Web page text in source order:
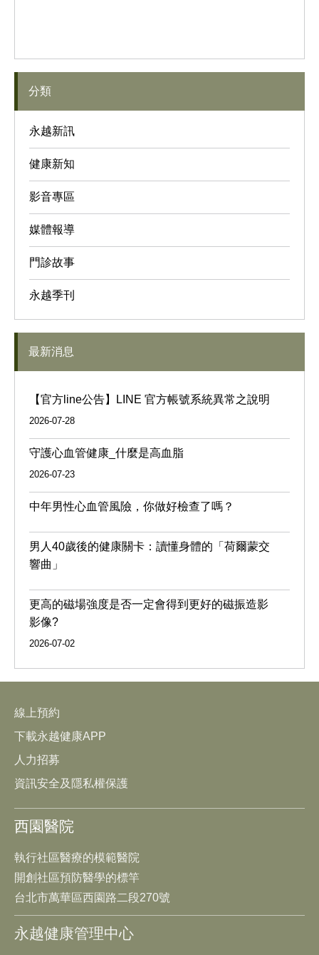
分類
永越新訊
健康新知
影音專區
媒體報導
門診故事
永越季刊
最新消息
【官方line公告】LINE 官方帳號系統異常之說明
2026-07-28
守護心血管健康_什麼是高血脂
2026-07-23
中年男性心血管風險，你做好檢查了嗎？
男人40歲後的健康關卡：讀懂身體的「荷爾蒙交
響曲」
更高的磁場強度是否一定會得到更好的磁振造影
影像?
2026-07-02
線上預約
下載永越健康APP
人力招募
資訊安全及隱私權保護
西園醫院
執行社區醫療的模範醫院
開創社區預防醫學的標竿
台北市萬華區西園路二段270號
永越健康管理中心